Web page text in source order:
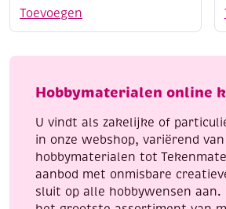
Toevoegen
3
meter,
eyeHobbymaterialen online
U vindt als zakelijke of
in onze webshop, variërend van
hobbymaterialen tot
aanbod met onmisbare
sluit op alle hobbywensen